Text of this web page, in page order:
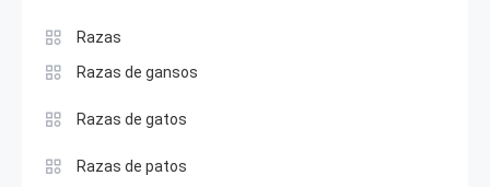
Razas
Razas de gansos
Razas de gatos
Razas de patos